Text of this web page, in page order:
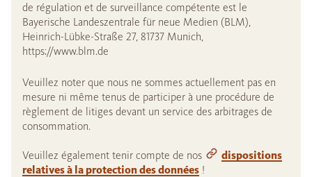
de régulation et de surveillance compétente est le
Bayerische Landeszentrale für neue Medien (BLM),
Heinrich-Lübke-Straße 27, 81737 Munich,
https://www.blm.de
Veuillez noter que nous ne sommes actuellement pas en
mesure ni même tenus de participer à une procédure de
règlement de litiges devant un service des arbitrages de
consommation.
Veuillez également tenir compte de nos
dispositions
relatives à la protection des données !